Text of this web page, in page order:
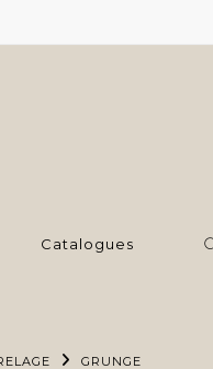
Catalogues
GRUNGE